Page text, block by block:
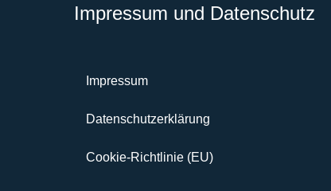
Impressum und Datenschutz
Impressum
Datenschutzerklärung
Cookie-Richtlinie (EU)